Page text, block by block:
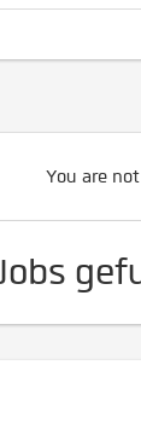
You are